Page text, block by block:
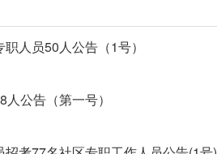
人员50人公告（1号）
公告（第一号）